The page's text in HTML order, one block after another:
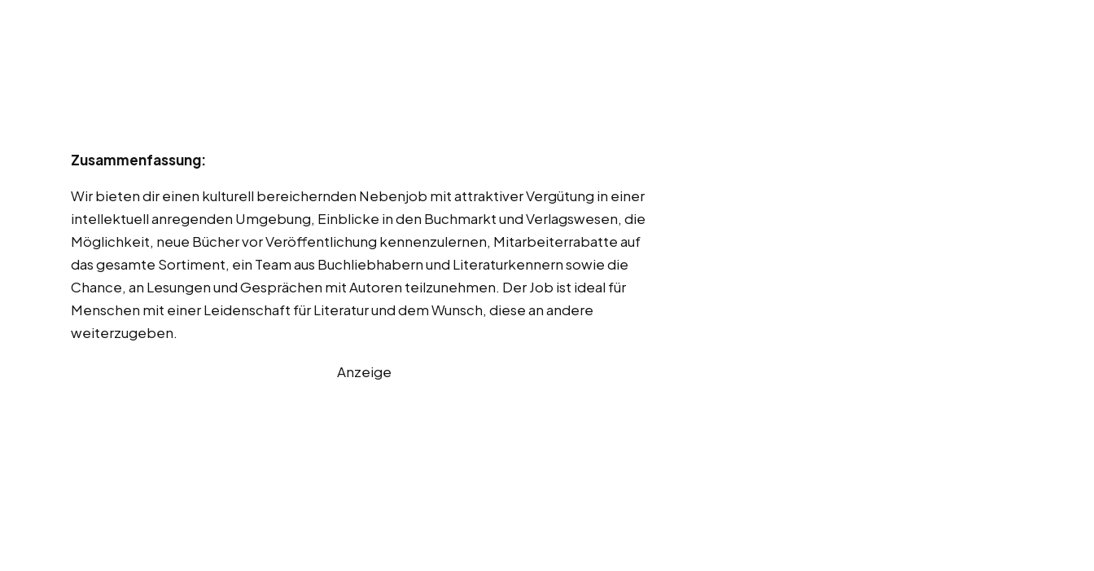
Zusammenfassung:
Wir bieten dir einen kulturell bereichernden Nebenjob mit attraktiver Vergütung in einer
intellektuell anregenden Umgebung, Einblicke in den Buchmarkt und Verlagswesen, die
Möglichkeit, neue Bücher vor Veröffentlichung kennenzulernen, Mitarbeiterrabatte auf
das gesamte Sortiment, ein Team aus Buchliebhabern und Literaturkennern sowie die
Chance, an Lesungen und Gesprächen mit Autoren teilzunehmen. Der Job ist ideal für
Menschen mit einer Leidenschaft für Literatur und dem Wunsch, diese an andere
weiterzugeben.
Anzeige